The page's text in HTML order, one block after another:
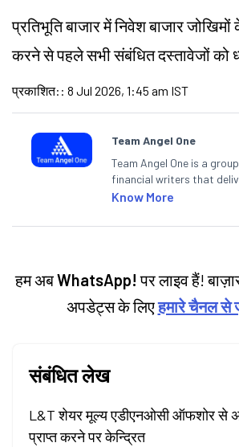
प्रतिभूति बाजार में निवेश बाजार
करने से पहले सभी संबंधित दस्तावेजों को
प्रकाशित: : 8 Jul 2026, 1:45 am IST
Team Angel One
Team Angel One is a
financial writers that
articles on the stock
categories.
Know More
हम अबWhatsApp! पर लाइव हैं!
अपडेट्स के लिएहमारे चैनल से
संबंधित लेख
L&T शेयर मूल्य एडीएनओसी ऑफशोर से
प्राप्त करने पर केन्द्रित